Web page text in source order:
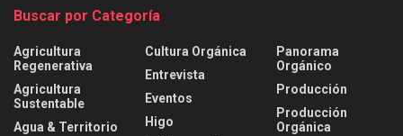
Buscar por Categoría
Agricultura
Regenerativa
Agricultura
Sustentable
Agua & Territorio
Cultura Orgánica
Entrevista
Eventos
Higo
Panorama
Orgánico
Producción
Producción
Orgánica